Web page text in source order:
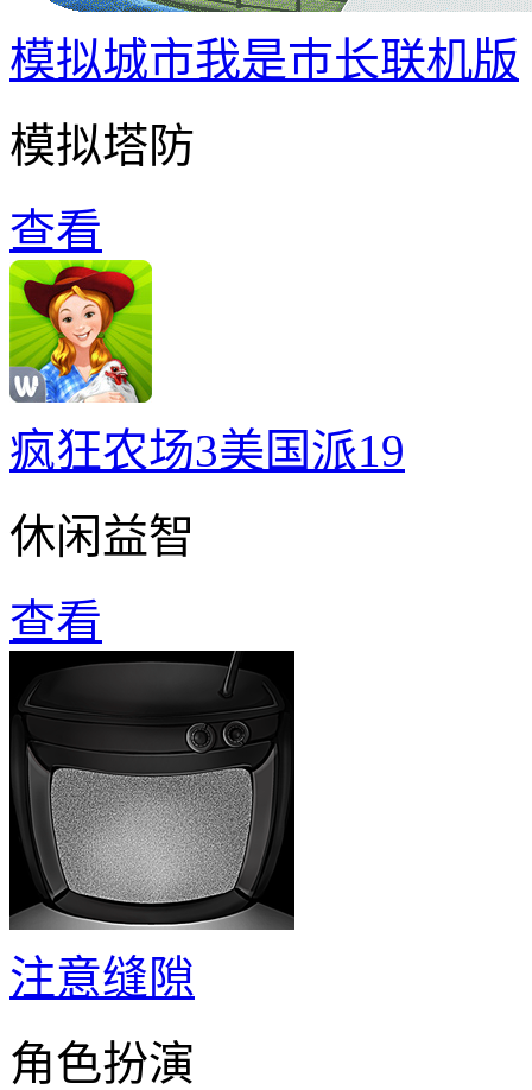
模拟城市我是巿长联机版
模拟塔防
查看
疯狂农场3美国派19
休闲益智
查看
注意缝隙
角色扮演